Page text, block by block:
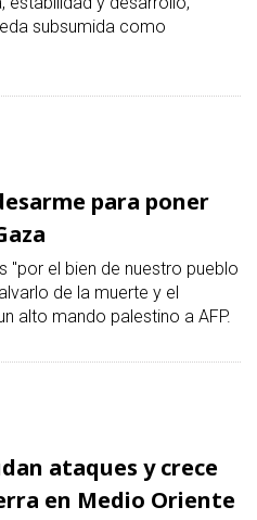
subsumida como
para poner
"por el bien de nuestro pueblo
de la muerte y el
alto mando palestino a AFP.
ataques y crece
en Medio Oriente